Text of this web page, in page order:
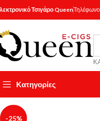
Τσιγάρο Queen
Κατηγορίες
-25%
Κάντε κλικ για